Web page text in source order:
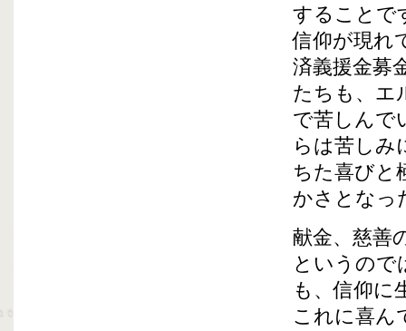
することで
信仰が現れ
済義援金募
たちも、エ
で苦しんで
らは苦しみ
ちた喜びと
かさとなっ
献金、慈善
というので
も、信仰に
これに喜ん